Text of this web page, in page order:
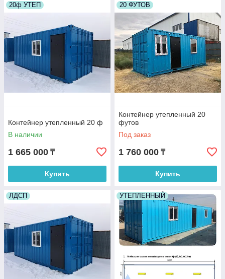
20ф УТЕП
Контейнер утепленный 20 ф
В наличии
1 665 000 ₸
Купить
20 ФУТОВ
Контейнер утепленный 20
футов
Под заказ
1 760 000 ₸
Купить
ЛДСП УТЕПЛЕННЫЙ